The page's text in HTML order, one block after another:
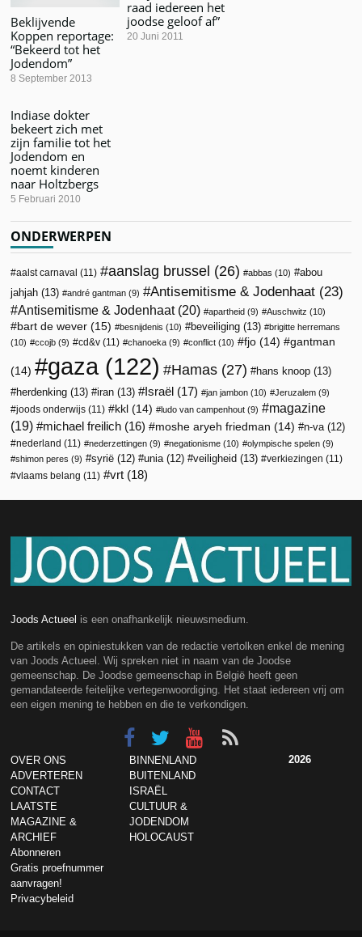
Beklijvende
Koppen reportage:
“Bekeerd tot het
Jodendom”
8 September 2013
raad iedereen het
joodse geloof af”
20 Juni 2011
Indiase dokter
bekeert zich met
zijn familie tot het
Jodendom en
noemt kinderen
naar Holtzbergs
5 Februari 2010
ONDERWERPEN
aalst carnaval (11) aanslag brussel (26) abbas (10)
abou
jahjah (13) andré gantman (9) Antisemitisme & Jodenhaat (23)
Antisemitisme & Jodenhaat(20) apartheid (9) Auschwitz (10)
bart de wever (15) besnijdenis (10) beveiliging (13)
brigitte herremans
(10)
ccojb (9) cd&v (11) chanoeka (9) conflict (10) fjo (14) gantman
(14) gaza(122) Hamas (27) hans knoop (13)
herdenking (13) iran (13) Israël (17) jan jambon (10) Jeruzalem (9)
joods onderwijs (11) kkl (14) ludo van campenhout (9)
magazine
(19)
michael freilich (16) moshe aryeh friedman (14) n-va(12)
nederland (11) nederzettingen (9) negationisme (10) olympische spelen (9)
shimon peres (9) syrië (12) unia(12) veiligheid (13) verkiezingen (11)
vlaams belang (11) vrt (18)
Joods Actueel is een onafhankelijk nieuwsmedium.
De artikels en opiniestukken van de redactie vertolken enkel de mening
van Joods Actueel. Wij spreken niet in naam van de Joodse
gemeenschap. De Joodse gemeenschap in België heeft geen
gemandateerde feitelijke vertegenwoordiging. Het staat iedereen vrij om
een eigen mening te hebben en die te verkondigen.
OVER ONS
ADVERTEREN
CONTACT
LAATSTE
MAGAZINE &
ARCHIEF
Abonneren
Gratis proefnummer
aanvragen!
Privacybeleid
BINNENLAND
BUITENLAND
ISRAËL
CULTUUR &
JODENDOM
HOLOCAUST
2026